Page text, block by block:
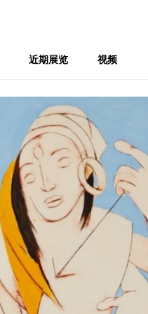
近期展览 视频